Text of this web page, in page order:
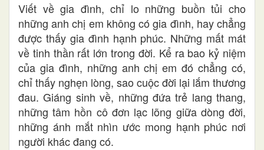
Viết về gia đình, chỉ lo những buồn tủi cho
những anh chị em không có gia đình, hay chẳng
được thấy gia đình hạnh phúc. Những mất mát
về tinh thần rất lớn trong đời. Kể ra bao kỷ niệm
của gia đình, những anh chị em đó chẳng có,
chỉ thấy nghẹn lòng, sao cuộc đời lại lắm thương
đau. Giáng sinh về, những đứa trẻ lang thang,
những tâm hồn cô đơn lạc lõng giữa dòng đời,
những ánh mắt nhìn ước mong hạnh phúc nơi
người khác đang có.